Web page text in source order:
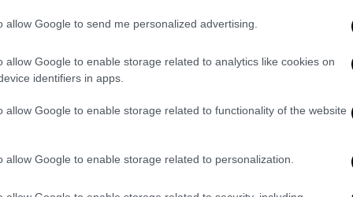
allow Google to send me personalized advertising.
allow Google to enable storage related to analytics like cookies on
identifiers in apps.
allow Google to enable storage related to functionality of the website
allow Google to enable storage related to personalization.
και μηνύματα μέσω όλων των
συνομιλητής του στόχου. Πρόκειται για
πολιτικών και πολιτών,
αλλά με ολοκληρωτικό καθεστώς.
Δεν υπάρχουν νόμιμες υποκλοπές. Γιατί
ακούμε και το δεύτερο. Και
να το γνωρίζουμε, ώστε να εκδοθεί